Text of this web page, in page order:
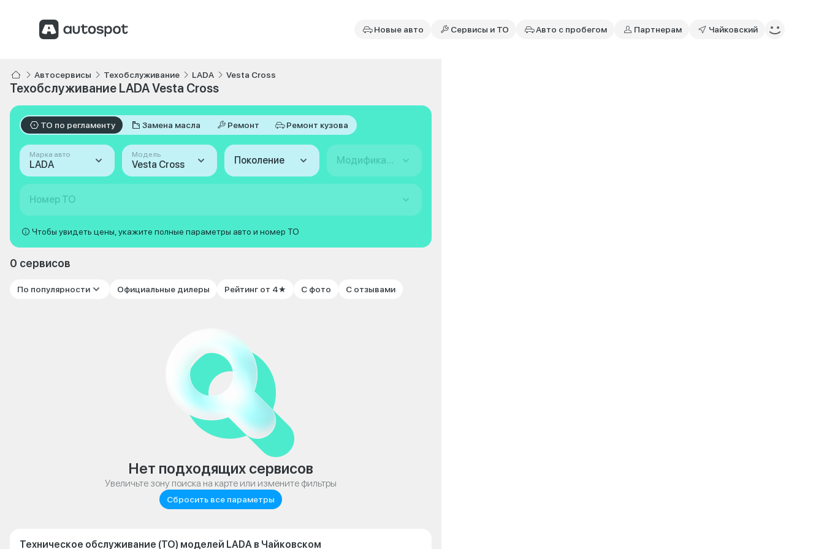
Новые авто Сервисы и ТО Авто с пробегом Партнерам Чайковский
Автосервисы Техобслуживание LADA Vesta Cross
Техобслуживание LADA Vesta Cross
ТО по регламенту Замена масла Ремонт Ремонт кузова
Марка авто
LADA
Модель
Vesta Cross Поколение Модификация
Номер ТО
Чтобы увидеть цены, укажите полные параметры авто и номер ТО
0 сервисов
По популярности Официальные дилеры Рейтинг от 4★ С фото С отзывами
Нет подходящих сервисов
Увеличьте зону поиска на карте или измените фильтры
Сбросить все параметры
Техническое обслуживание (ТО) моделей LADA в Чайковском